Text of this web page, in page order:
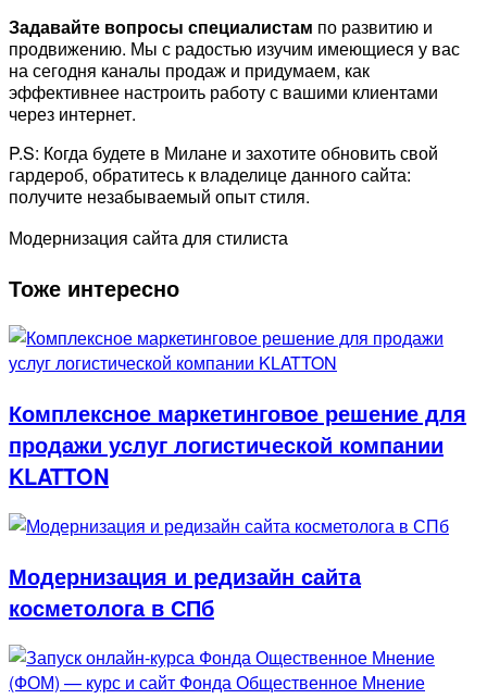
Задавайте вопросы специалистам по развитию и
продвижению. Мы с радостью изучим имеющиеся у вас
на сегодня каналы продаж и придумаем, как
эффективнее настроить работу с вашими клиентами
через интернет.
P.S: Когда будете в Милане и захотите обновить свой
гардероб, обратитесь к владелице данного сайта:
получите незабываемый опыт стиля.
Модернизация сайта для стилиста
Тоже интересно
Комплексное маркетинговое решение для
продажи услуг логистической компании
KLATTON
Модернизация и редизайн сайта
косметолога в СПб